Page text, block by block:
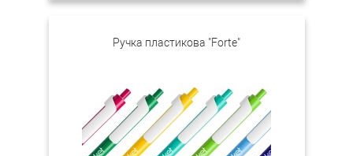
Ручка пластикова "Forte"